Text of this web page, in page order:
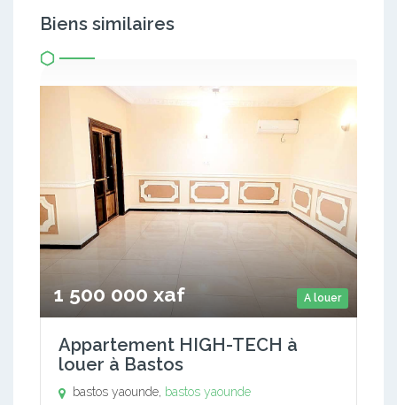
Biens similaires
A louer
1 500 000 xaf
Appartement HIGH-TECH à
louer à Bastos
bastos yaounde, bastos yaounde